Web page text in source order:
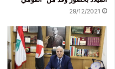
29/12/2021